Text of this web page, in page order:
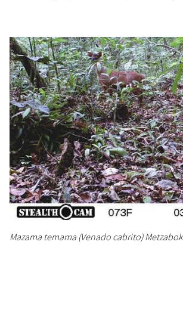
Mazama temama (Venado cabrito) Metzabok